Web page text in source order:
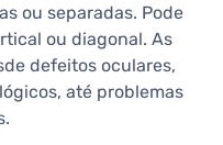
ou separadas. Pode
ou diagonal. As
defeitos oculares,
até problemas